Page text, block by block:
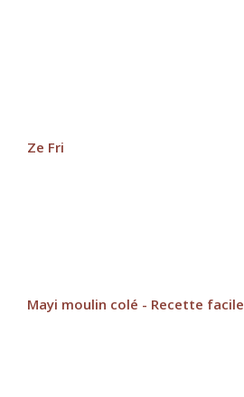
Ze Fri
Mayi moulin colé - Recette facile